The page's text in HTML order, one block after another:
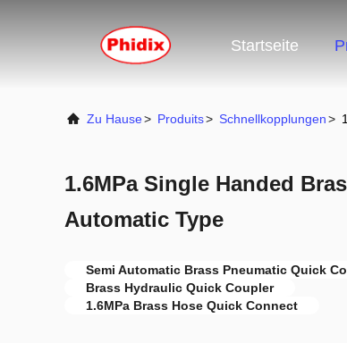
Startseite
Zu Hause> Produits> Schnellkopplungen>
1.6MPa Single Handed
Automatic Type
Semi Automatic Brass Pneumatic Quick
Brass Hydraulic Quick Coupler
1.6MPa Brass Hose Quick Connect